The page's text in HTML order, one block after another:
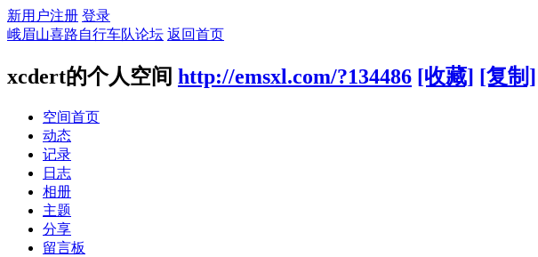
新用户注册 登录
峨眉山喜路自行车队论坛 返回首页
xcdert的个人空间 http://emsxl.com/?134486 [收藏] [复制]
空间首页
动态
记录
日志
相册
主题
分享
留言板